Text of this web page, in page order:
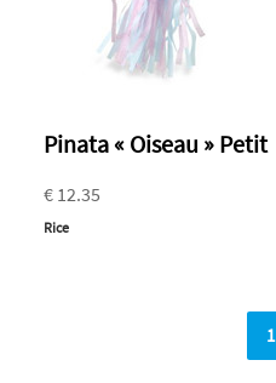
Pinata « Oiseau » Petit
€ 12.35
Rice
1